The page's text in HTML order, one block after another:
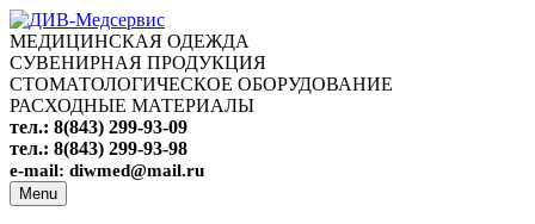
МЕДИЦИНСКАЯ ОДЕЖДА
СУВЕНИРНАЯ ПРОДУКЦИЯ
СТОМАТОЛОГИЧЕСКОЕ ОБОРУДОВАНИЕ
РАСХОДНЫЕ МАТЕРИАЛЫ
тел.: 8(843) 299-93-09
тел.: 8(843) 299-93-98
e-mail: diwmed@mail.ru
Menu